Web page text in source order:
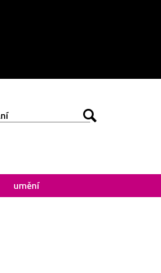
umění